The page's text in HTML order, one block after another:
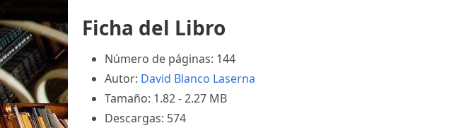
Ficha del Libro
Número de páginas: 144
Autor: David Blanco Laserna
Tamaño: 1.82 - 2.27 MB
Descargas: 574